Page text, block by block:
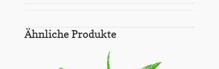
Ähnliche Produkte